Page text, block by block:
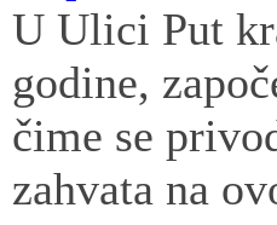
U Ulici Put
godine,
čime se
zahvata na